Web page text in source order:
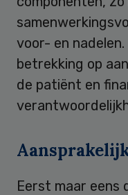
voor- en
betrekking op
de patiënt en
Eerst maar eens